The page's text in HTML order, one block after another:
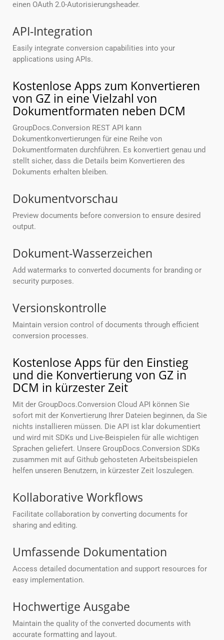
einen OAuth 2.0-Autorisierungsheader.
API-Integration
Easily integrate conversion capabilities into your
applications using APIs.
Kostenlose Apps zum Konvertieren
von GZ in eine Vielzahl von
Dokumentformaten neben DCM
GroupDocs.Conversion REST API kann
Dokumentkonvertierungen für eine Reihe von
Dokumentformaten durchführen. Es konvertiert genau und
stellt sicher, dass die Details beim Konvertieren des
Dokuments erhalten bleiben.
Dokumentvorschau
Preview documents before conversion to ensure desired
output.
Dokument-Wasserzeichen
Add watermarks to converted documents for branding or
security purposes.
Versionskontrolle
Maintain version control of documents through efficient
conversion processes.
Kostenlose Apps für den Einstieg
und die Konvertierung von GZ in
DCM in kürzester Zeit
Mit der GroupDocs.Conversion Cloud API können Sie
sofort mit der Konvertierung Ihrer Dateien beginnen, da Sie
nichts installieren müssen. Die API ist klar dokumentiert
und wird mit SDKs und Live-Beispielen für alle wichtigen
Sprachen geliefert. Unsere GroupDocs.Conversion SDKs
zusammen mit auf Github gehosteten Arbeitsbeispielen
helfen unseren Benutzern, in kürzester Zeit loszulegen.
Kollaborative Workflows
Facilitate collaboration by converting documents for
sharing and editing.
Umfassende Dokumentation
Access detailed documentation and support resources for
easy implementation.
Hochwertige Ausgabe
Maintain the quality of the converted documents with
accurate formatting and layout.